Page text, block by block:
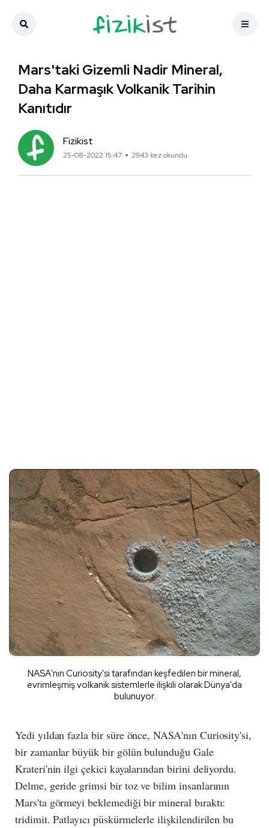
Mars'taki Gizemli Nadir Mineral,
Daha Karmaşık Volkanik Tarihin
Kanıtıdır
Fizikist
25-08-2022 15:47 2943 kez okundu.
NASA'nın Curiosity'si tarafından keşfedilen bir mineral,
evrimleşmiş volkanik sistemlerle ilişkili olarak Dünya'da
bulunuyor.
Yedi yıldan fazla bir süre önce, NASA'nın Curiosity'si,
bir zamanlar büyük bir gölün bulunduğu Gale
Krateri'nin ilgi çekici kayalarından birini deliyordu.
Delme, geride grimsi bir toz ve bilim insanlarının
Mars'ta görmeyi beklemediği bir mineral bıraktı:
tridimit. Patlayıcı püskürmelerle ilişkilendirilen bu